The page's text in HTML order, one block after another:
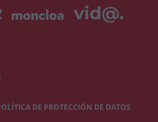
DE PROTECCIÓN DE DATOS